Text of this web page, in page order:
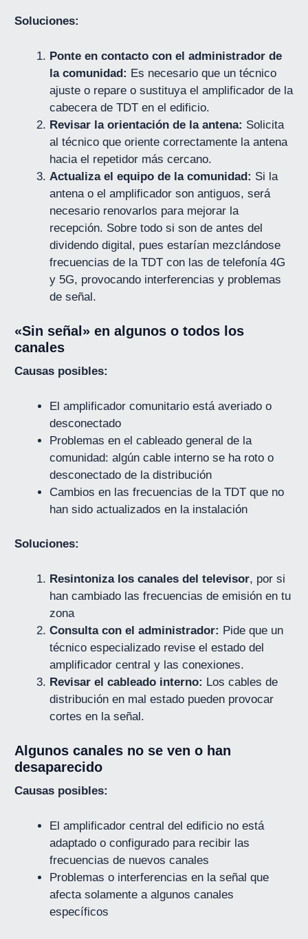
Soluciones:
Ponte en contacto con el administrador de
la comunidad: Es necesario que un técnico
ajuste o repare o sustituya el amplificador de la
cabecera de TDT en el edificio.
Revisar la orientación de la antena: Solicita
al técnico que oriente correctamente la antena
hacia el repetidor más cercano.
Actualiza el equipo de la comunidad: Si la
antena o el amplificador son antiguos, será
necesario renovarlos para mejorar la
recepción. Sobre todo si son de antes del
dividendo digital, pues estarían mezclándose
frecuencias de la TDT con las de telefonía 4G
y 5G, provocando interferencias y problemas
de señal.
«Sin señal» en algunos o todos los
canales
Causas posibles:
El amplificador comunitario está averiado o
desconectado
Problemas en el cableado general de la
comunidad: algún cable interno se ha roto o
desconectado de la distribución
Cambios en las frecuencias de la TDT que no
han sido actualizados en la instalación
Soluciones:
Resintoniza los canales del televisor, por si
han cambiado las frecuencias de emisión en tu
zona
Consulta con el administrador: Pide que un
técnico especializado revise el estado del
amplificador central y las conexiones.
Revisar el cableado interno: Los cables de
distribución en mal estado pueden provocar
cortes en la señal.
Algunos canales no se ven o han
desaparecido
Causas posibles:
El amplificador central del edificio no está
adaptado o configurado para recibir las
frecuencias de nuevos canales
Problemas o interferencias en la señal que
afecta solamente a algunos canales
específicos